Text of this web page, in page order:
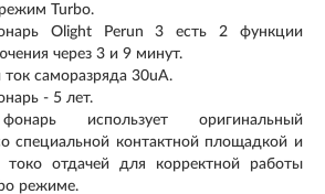
Turbo.
Olight Perun 3 есть 2 функции
через 3 и 9 минут.
саморазряда 30uA.
- 5 лет.
использует оригинальный
специальной контактной площадкой и
отдачей для корректной работы
режиме.